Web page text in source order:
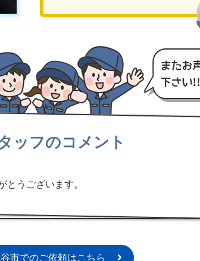
ッフのコメント
とうございます。
市でのご依頼はこちら